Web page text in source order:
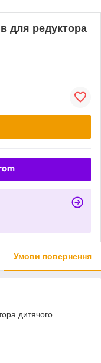
для редуктора
Умови повернення
дитячого